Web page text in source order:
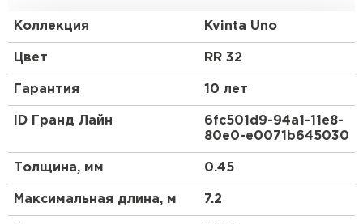
доборных элементов, как и у листовой
Коллекция Kvinta Uno
Цвет RR 32
Гарантия 10 лет
ID Гранд Лайн
6fc501d9-94a1-11e8-
80e0-e0071b645030
Толщина, мм 0.45
Максимальная длина, м 7.2